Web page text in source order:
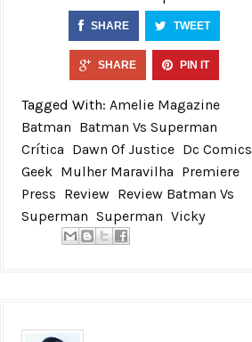
SHARE TWEET
SHARE PIN IT
Tagged With: Amelie Magazine
Batman Batman Vs Superman
Crítica Dawn Of Justice Dc Comics
Geek Mulher Maravilha Premiere
Press Review Review Batman Vs
Superman Superman Vicky